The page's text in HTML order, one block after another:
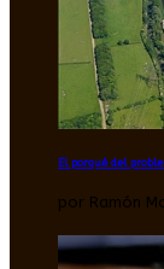
El porqué del
por Ramón